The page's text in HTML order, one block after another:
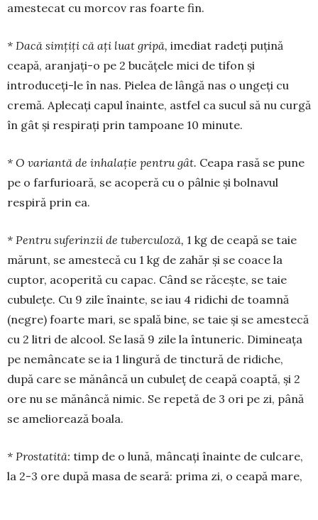
amestecat cu morcov ras foarte fin.
* Dacă simțiți că ați luat gripă, imediat radeți puțină
ceapă, aranjați-o pe 2 bucățele mici de tifon și
introduceți-le în nas. Pielea de lângă nas o ungeți cu
cremă. Aplecați capul înainte, astfel ca sucul să nu curgă
în gât și respirați prin tampoane 10 minute.
* O variantă de inhalație pentru gât. Ceapa rasă se pune
pe o farfurioară, se acoperă cu o pâlnie și bolnavul
respiră prin ea.
* Pentru suferinzii de tuberculoză, 1 kg de cea­pă se taie
mărunt, se amestecă cu 1 kg de zahăr și se coace la
cuptor, acoperită cu capac. Când se ră­cește, se taie
cubulețe. Cu 9 zile înainte, se iau 4 ri­dichi de toamnă
(negre) foarte mari, se spală bine, se taie și se amestecă
cu 2 litri de alcool. Se lasă 9 zile la întuneric. Dimineața
pe nemâncate se ia 1 lingură de tinctură de ridiche,
după care se mănâncă un cubuleț de ceapă coaptă, și 2
ore nu se mănâncă ni­mic. Se repetă de 3 ori pe zi, până
se ameliorează boala.
* Prostatită: timp de o lună, mâncați înainte de culcare,
la 2-3 ore după masa de seară: prima zi, o ceapă mare,